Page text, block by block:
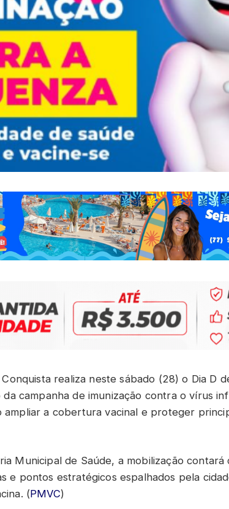
realiza neste sábado (28) o Dia D
campanha de imunização contra o vírus
ampliar a cobertura vacinal e proteger
Municipal de Saúde, a mobilização contará
e pontos estratégicos espalhados pela
(PMVC)